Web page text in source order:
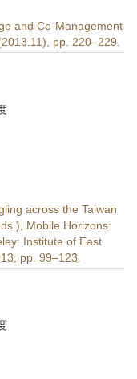
and Co-Management
pp. 220–229.
across the Taiwan
Mobile Horizons:
Institute of East
pp. 99–123.